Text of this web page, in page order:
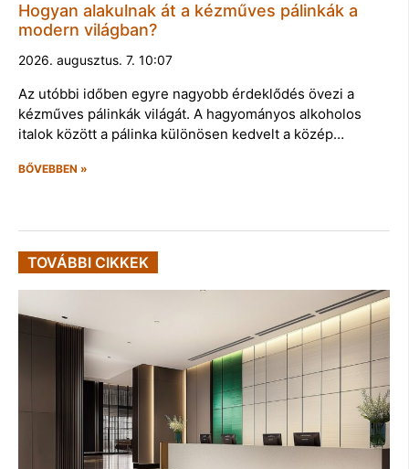
Hogyan alakulnak át a kézműves pálinkák a
modern világban?
2026. augusztus. 7. 10:07
Az utóbbi időben egyre nagyobb érdeklődés övezi a
kézműves pálinkák világát. A hagyományos alkoholos
italok között a pálinka különösen kedvelt a közép…
BŐVEBBEN »
TOVÁBBI CIKKEK